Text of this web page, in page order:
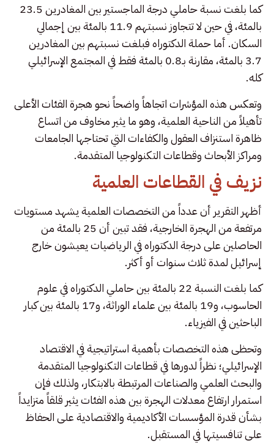
كما بلغت نسبة حاملي درجة الماجستير بين المغادرين 23.5
بالمئة، في حين لا تتجاوز نسبتهم 11.9 بالمئة بين إجمالي
السكان. أما حملة الدكتوراه فبلغت نسبتهم بين المغادرين
3.7 بالمئة، مقارنة بـ0.8 بالمئة فقط في المجتمع الإسرائيلي
كله.
وتعكس هذه المؤشرات اتجاهاً واضحاً نحو هجرة الفئات الأعلى
تأهيلاً من الناحية العلمية، وهو ما يثير مخاوف من اتساع
ظاهرة استنزاف العقول والكفاءات التي تحتاجها الجامعات
ومراكز الأبحاث وقطاعات التكنولوجيا المتقدمة.
نزيف في القطاعات العلمية
أظهر التقرير أن عدداً من التخصصات العلمية يشهد مستويات
مرتفعة من الهجرة الخارجية، فقد تبين أن 25 بالمئة من
الحاصلين على درجة الدكتوراه في الرياضيات يعيشون خارج
إسرائيل لمدة ثلاث سنوات أو أكثر.
كما بلغت النسبة 22 بالمئة بين حاملي الدكتوراه في علوم
الحاسوب، و19 بالمئة بين علماء الوراثة، و17 بالمئة بين كبار
الباحثين في الفيزياء.
وتحظى هذه التخصصات بأهمية استراتيجية في الاقتصاد
الإسرائيلي؛ نظراً لدورها في قطاعات التكنولوجيا المتقدمة
والبحث العلمي والصناعات المرتبطة بالابتكار، ولذلك فإن
استمرار ارتفاع معدلات الهجرة بين هذه الفئات يثير قلقاً متزايداً
بشأن قدرة المؤسسات الأكاديمية والاقتصادية على الحفاظ
على تنافسيتها في المستقبل.